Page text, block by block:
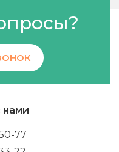
нами
77